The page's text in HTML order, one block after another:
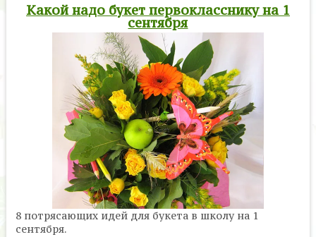
Какой надо букет первокласснику на 1
сентября
8 потрясающих идей для букета в школу на 1
сентября.